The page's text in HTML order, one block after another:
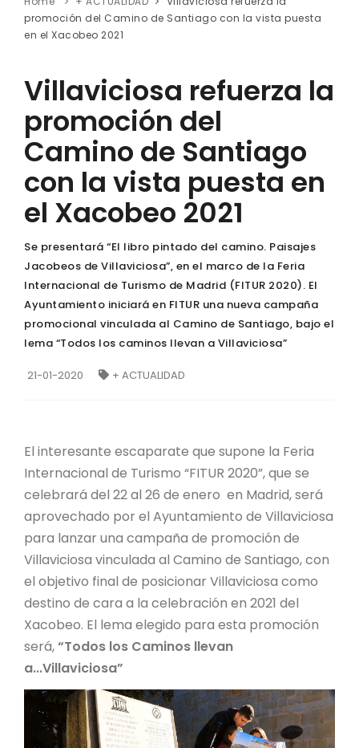
promoción del Camino de Santiago con la vista puesta
en el Xacobeo 2021
Villaviciosa refuerza la
promoción del
Camino de Santiago
con la vista puesta en
el Xacobeo 2021
Se presentará “El libro pintado del camino. Paisajes
Jacobeos de Villaviciosa”, en el marco de la Feria
Internacional de Turismo de Madrid (FITUR 2020). El
Ayuntamiento iniciará en FITUR una nueva campaña
promocional vinculada al Camino de Santiago, bajo el
lema “Todos los caminos llevan a Villaviciosa”
21-01-2020 + ACTUALIDAD
El interesante escaparate que supone la Feria
Internacional de Turismo “FITUR 2020”, que se
celebrará del 22 al 26 de enero en Madrid, será
aprovechado por el Ayuntamiento de Villaviciosa
para lanzar una campaña de promoción de
Villaviciosa vinculada al Camino de Santiago, con
el objetivo final de posicionar Villaviciosa como
destino de cara a la celebración en 2021 del
Xacobeo. El lema elegido para esta promoción
será,“Todos los Caminos llevan
a...Villaviciosa”